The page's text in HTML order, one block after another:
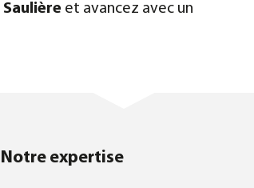
Saulière et avancez avec un
Notre expertise